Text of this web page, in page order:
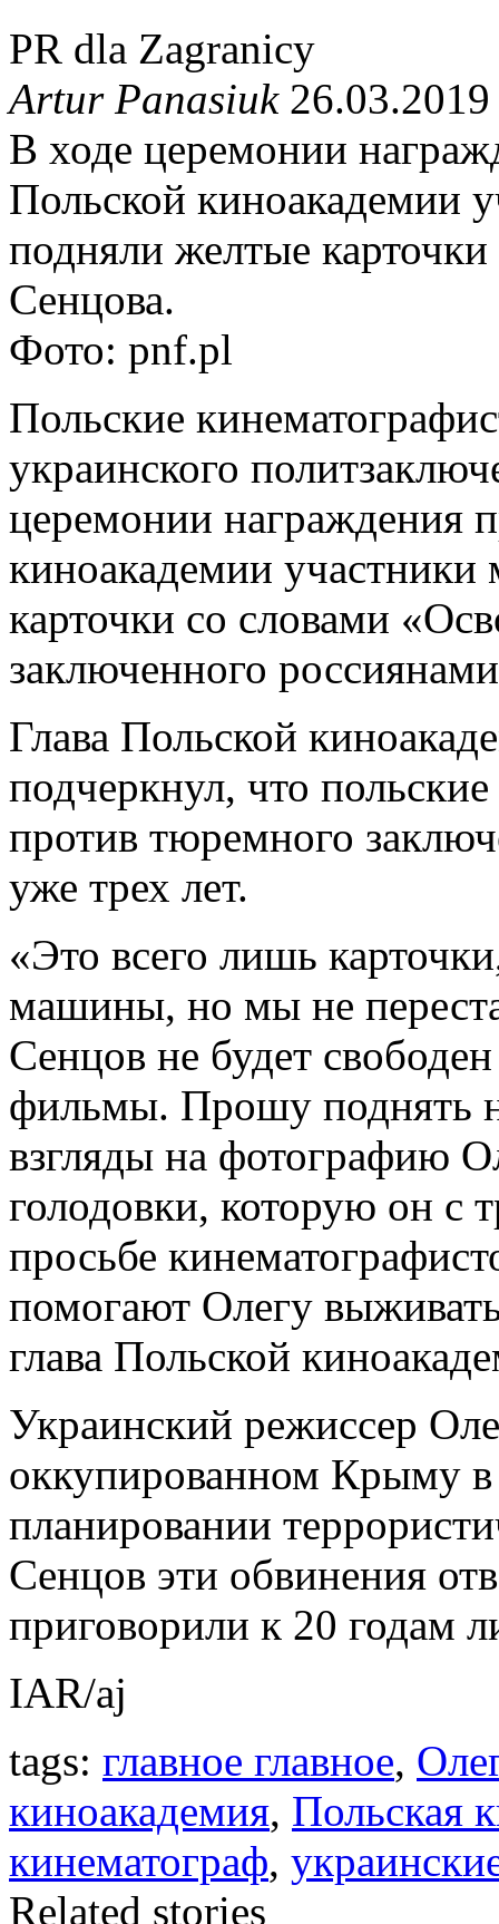
PR dla Zagranicy
Artur Panasiuk26.03.2019
В ходе церемонии
Польской киноакадемии
подняли желтые
Сенцова.
Фото: pnf.pl
Польские
украинского
церемонии награждения
киноакадемии
карточки со словами
заключенного
Глава Польской
подчеркнул, что
против тюремного
уже трех лет.
«Это всего лишь
машины, но мы не
Сенцов не будет
фильмы. Прошу поднять
взгляды на фотографию
голодовки, которую он с
просьбе
помогают Олегу
глава Польской
Украинский режиссер
оккупированном Крыму в
планировании
Сенцов эти обвинения
приговорили к 20 годам
IAR/aj
tags: главное главное,
киноакадемия, Польская
кинематограф,
Related stories